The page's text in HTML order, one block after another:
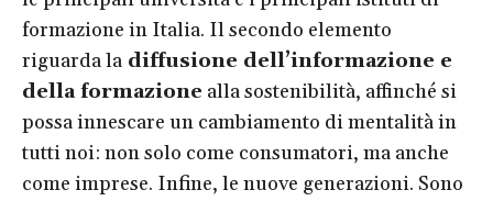
formazione in Italia. Il secondo elemento
riguarda la diffusione dell’informazione e
della formazione alla sostenibilità, affinché si
possa innescare un cambiamento di mentalità in
tutti noi: non solo come consumatori, ma anche
come imprese. Infine, le nuove generazioni. Sono